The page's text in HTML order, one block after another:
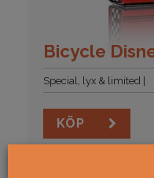
Bicycle
Special, lyx & limited
KÖP